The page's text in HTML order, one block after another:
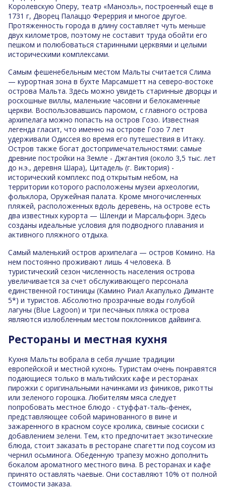
Королевскую Оперу, театр «Маноэль», построенный еще в
1731 г, Дворец Палаццо Фереррия и многое другое.
Протяженность города в длину составляет чуть меньше
двух километров, поэтому не составит труда обойти его
пешком и полюбоваться старинными церквями и целыми
историческими комплексами.
Самым фешенебельным местом Мальты считается Слима
— курортная зона в бухте Марсамшетт на северо-востоке
острова Мальта. Здесь можно увидеть старинные дворцы и
роскошные виллы, маленькие часовни и белокаменные
церкви. Воспользовавшись паромом, с главного острова
архипелага можно попасть на остров Гозо. Известная
легенда гласит, что именно на острове Гозо 7 лет
удерживали Одиссея во время его путешествия в Итаку.
Остров также богат достопримечательностями: самые
древние постройки на Земле - Джгантия (около 3,5 тыс. лет
до н.э., деревня Шара), Цитадель (г. Виктория) -
исторический комплекс под открытым небом, на
территории которого расположены музеи археологии,
фольклора, Оружейная палата. Кроме многочисленных
пляжей, расположенных вдоль деревень, на острове есть
два известных курорта — Шленди и Марсальфорн. Здесь
созданы идеальные условия для подводного плавания и
активного пляжного отдыха.
Самый маленький остров архипелага — остров Комино. На
нем постоянно проживают лишь 4 человека. В
туристический сезон численность населения острова
увеличивается за счет обслуживающего персонала
единственной гостиницы (Камино Риал Акапулько Диманте
5*) и туристов. Абсолютно прозрачные воды голубой
лагуны (Blue Lagoon) и три песчаных пляжа острова
являются излюбленным местом поклонников дайвинга.
Рестораны и местная кухня
Кухня Мальты вобрала в себя лучшие традиции
европейской и местной кухонь. Туристам очень понравятся
подающиеся только в мальтийских кафе и ресторанах
пирожки с оригинальными начинками из фиников, рикотты
или зеленого горошка. Любителям мяса следует
попробовать местное блюдо - стуффат-таль-фенек,
представляющее собой маринованного в вине и
зажаренного в красном соусе кролика, свиные сосиски с
добавлением зелени. Тем, кто предпочитает экзотические
блюда, стоит заказать в ресторане спагетти под соусом из
чернил осьминога. Обеденную трапезу можно дополнить
бокалом ароматного местного вина. В ресторанах и кафе
принято оставлять чаевые. Они составляют 10% от полной
стоимости заказа.